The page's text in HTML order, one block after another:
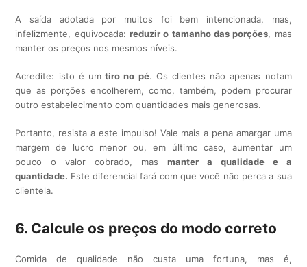
A saída adotada por muitos foi bem intencionada, mas,
infelizmente, equivocada:reduzir o tamanho das porções, mas
manter os preços nos mesmos níveis.
Acredite: isto é um tiro no pé. Os clientes não apenas notam
que as porções encolherem, como, também, podem procurar
outro estabelecimento com quantidades mais generosas.
Portanto, resista a este impulso! Vale mais a pena amargar uma
margem de lucro menor ou, em último caso, aumentar um
pouco o valor cobrado, mas manter a qualidade e a
quantidade. Este diferencial fará com que você não perca a sua
clientela.
6. Calcule os preços do modo correto
Comida de qualidade não custa uma fortuna, mas é,